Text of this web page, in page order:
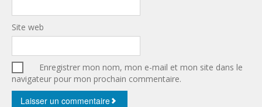
Site web
Enregistrer mon nom, mon e-mail et mon site dans le
navigateur pour mon prochain commentaire.